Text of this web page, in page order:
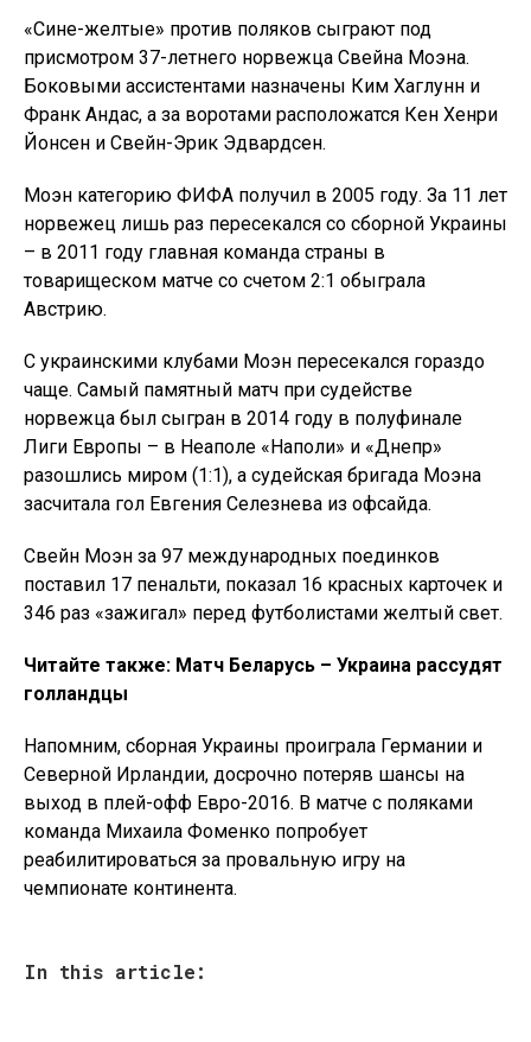
«Сине-желтые» против поляков сыграют под
присмотром 37-летнего норвежца Свейна Моэна.
Боковыми ассистентами назначены Ким Хаглунн и
Франк Андас, а за воротами расположатся Кен Хенри
Йонсен и Свейн-Эрик Эдвардсен.
Моэн категорию ФИФА получил в 2005 году. За 11 лет
норвежец лишь раз пересекался со сборной Украины
– в 2011 году главная команда страны в
товарищеском матче со счетом 2:1 обыграла
Австрию.
С украинскими клубами Моэн пересекался гораздо
чаще. Самый памятный матч при судействе
норвежца был сыгран в 2014 году в полуфинале
Лиги Европы – в Неаполе «Наполи» и «Днепр»
разошлись миром (1:1), а судейская бригада Моэна
засчитала гол Евгения Селезнева из офсайда.
Свейн Моэн за 97 международных поединков
поставил 17 пенальти, показал 16 красных карточек и
346 раз «зажигал» перед футболистами желтый свет.
Читайте также: Матч Беларусь – Украина рассудят
голландцы
Напомним, сборная Украины проиграла Германии и
Северной Ирландии, досрочно потеряв шансы на
выход в плей-офф Евро-2016. В матче с поляками
команда Михаила Фоменко попробует
реабилитироваться за провальную игру на
чемпионате континента.
In this article: